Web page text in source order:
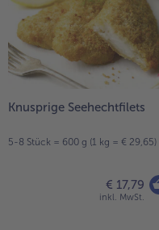
Knusprige Seehechtfilets
5-8 Stück = 600 g (1 kg = € 29,65)
€ 17,79
inkl. MwSt.